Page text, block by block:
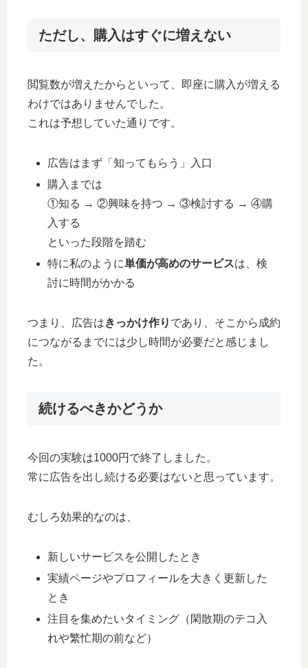
ただし、購入はすぐに増えない
閲覧数が増えたからといって、即座に購入が増える
わけではありませんでした。
これは予想していた通りです。
広告はまず「知ってもらう」入口
購入までは
①知る → ②興味を持つ → ③検討する → ④購
入する
といった段階を踏む
特に私のように単価が高めのサービスは、検
討に時間がかかる
つまり、広告はきっかけ作り であり、そこから成約
につながるまでには少し時間が必要だと感じまし
た。
続けるべきかどうか
今回の実験は1000円で終了しました。
常に広告を出し続ける必要はないと思っています。
むしろ効果的なのは、
新しいサービスを公開したとき
実績ページやプロフィールを大きく更新した
とき
注目を集めたいタイミング（閑散期のテコ入
れや繁忙期の前など）